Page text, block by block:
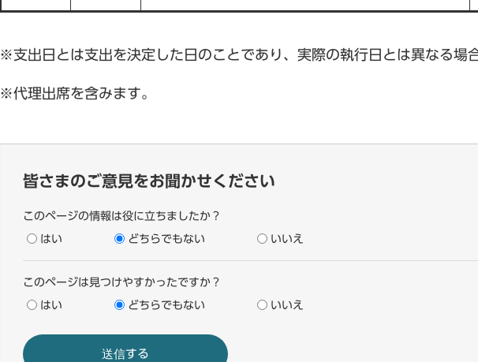
※支出日とは支出を決定した日のことであり、実際の執行日とは異なる場
※代理出席を含みます。
皆さまのご意見をお聞かせください
このページの情報は役に立ちましたか？
はい どちらでもない いいえ
このページは見つけやすかったですか？
はい どちらでもない いいえ